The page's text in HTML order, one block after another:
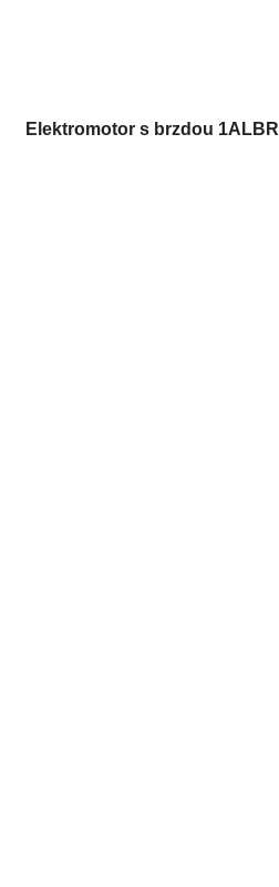
Elektromotor s brzdou 1ALBR